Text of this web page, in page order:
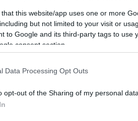
that this website/app uses one or more
but not limited to your visit or
to Google and its third-party tags to use
consent section.
Data Processing Opt Outs
opt-out of the Sharing of my personal data.